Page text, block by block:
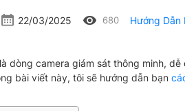
22/03/2025 680 Hướng Dẫn
là dòng camera giám sát thông minh,
bài viết này, tôi sẽ hướng dẫn bạn